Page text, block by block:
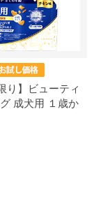
り】ビューティ
成犬用 １歳か